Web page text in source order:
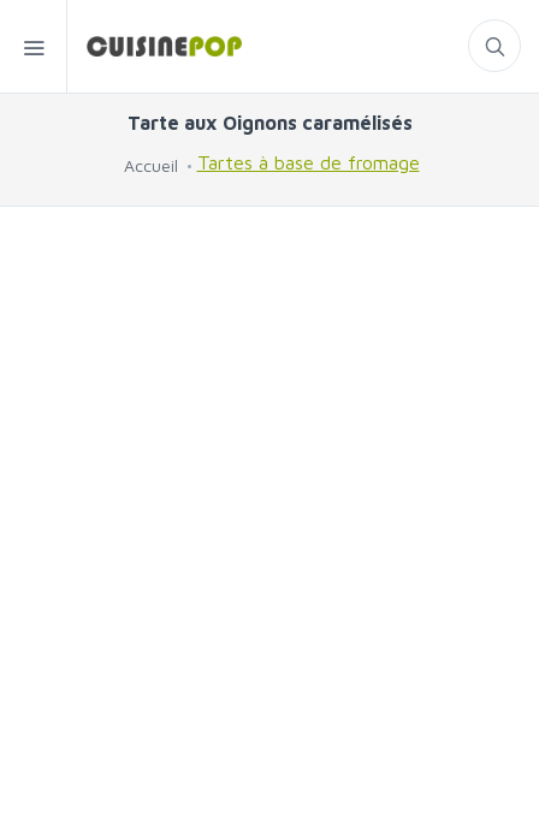
Tarte aux Oignons caramélisés
Accueil Tartes à base de fromage